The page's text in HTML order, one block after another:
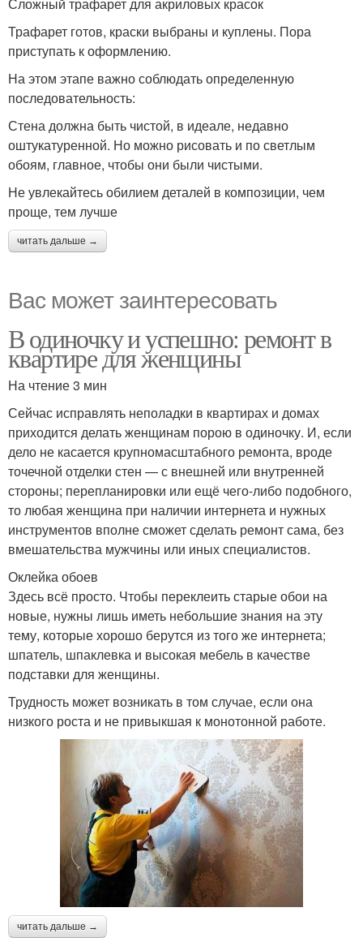
Сложный трафарет для акриловых красок
Трафарет готов, краски выбраны и куплены. Пора
приступать к оформлению.
На этом этапе важно соблюдать определенную
последовательность:
Стена должна быть чистой, в идеале, недавно
оштукатуренной. Но можно рисовать и по светлым
обоям, главное, чтобы они были чистыми.
Не увлекайтесь обилием деталей в композиции, чем
проще, тем лучше
читать дальше →
Вас может заинтересовать
В одиночку и успешно: ремонт в
квартире для женщины
На чтение 3 мин
Сейчас исправлять неполадки в квартирах и домах
приходится делать женщинам порою в одиночку. И, если
дело не касается крупномасштабного ремонта, вроде
точечной отделки стен — с внешней или внутренней
стороны; перепланировки или ещё чего-либо подобного,
то любая женщина при наличии интернета и нужных
инструментов вполне сможет сделать ремонт сама, без
вмешательства мужчины или иных специалистов.
Оклейка обоев
Здесь всё просто. Чтобы переклеить старые обои на
новые, нужны лишь иметь небольшие знания на эту
тему, которые хорошо берутся из того же интернета;
шпатель, шпаклевка и высокая мебель в качестве
подставки для женщины.
Трудность может возникать в том случае, если она
низкого роста и не привыкшая к монотонной работе.
читать дальше →